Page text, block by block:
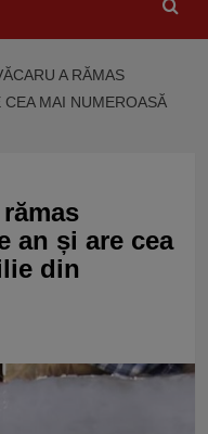
A RĂMAS
MAI NUMEROASĂ
an și are cea
din